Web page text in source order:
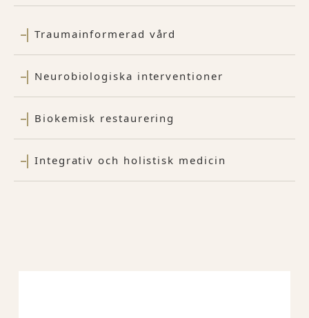
Traumainformerad vård
Neurobiologiska interventioner
Biokemisk restaurering
Integrativ och holistisk medicin